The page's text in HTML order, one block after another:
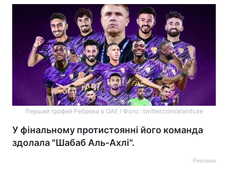
Перший трофей Реброва в ОАЕ / Фото : twitter.com/alainfcae
У фінальному протистоянні його команда
здолала "Шабаб Аль-Ахлі".
Реклама